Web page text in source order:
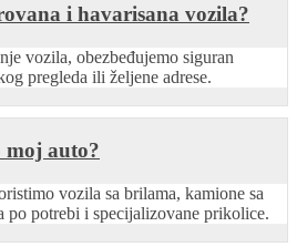
i havarisana vozila?
vozila, obezbeđujemo siguran
pregleda ili željene adrese.
moj auto?
vozila sa brilama, kamione sa
po potrebi i specijalizovane prikolice.